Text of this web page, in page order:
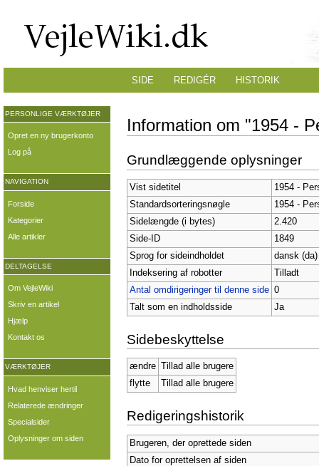
Information om "1954 -
Grundlæggende oplysninger
Vist sidetitel
1954 -
Standardsorteringsnøgle
1954 -
Sidelængde (i bytes)
2.420
Side-ID
1849
Sprog for sideindholdet
dansk (da)
Indeksering af robotter
Tilladt
Antal omdirigeringer til denne side 0
Talt som en indholdsside
Ja
Sidebeskyttelse
ændre
Tillad alle brugere
flytte
Tillad alle brugere
Redigeringshistorik
Brugeren, der oprettede siden
Dato for oprettelsen af siden
SIDE REDIGÉR HISTORIK
PERSONLIGE VÆRKTØJER
Opret en ny brugerkonto
Log på
NAVIGATION
Forside
Kategorier
Alle artikler
DELTAGELSE
Om VejleWiki
Skriv en artikel
Hjælp
Kontakt os
VÆRKTØJER
Hvad henviser hertil
Relaterede ændringer
Specialsider
Oplysninger om siden